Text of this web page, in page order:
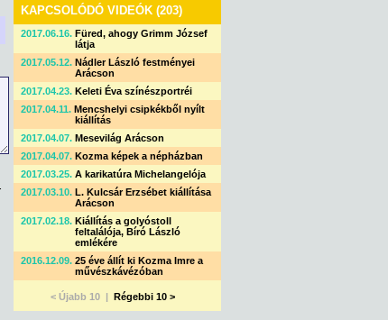
KAPCSOLÓDÓ VIDEÓK (203)
2017.06.16. Füred, ahogy Grimm József
látja
2017.05.12. Nádler László festményei
Arácson
2017.04.23. Keleti Éva színészportréi
2017.04.11. Mencshelyi csipkékből nyílt
kiállítás
2017.04.07. Mesevilág Arácson
2017.04.07. Kozma képek a népházban
2017.03.25. A karikatúra Michelangelója
2017.03.10. L. Kulcsár Erzsébet kiállítása
Arácson
2017.02.18. Kiállítás a golyóstoll
feltalálója, Bíró László
emlékére
2016.12.09. 25 éve állít ki Kozma Imre a
művészkávézóban
< Újabb 10 | Régebbi 10 >